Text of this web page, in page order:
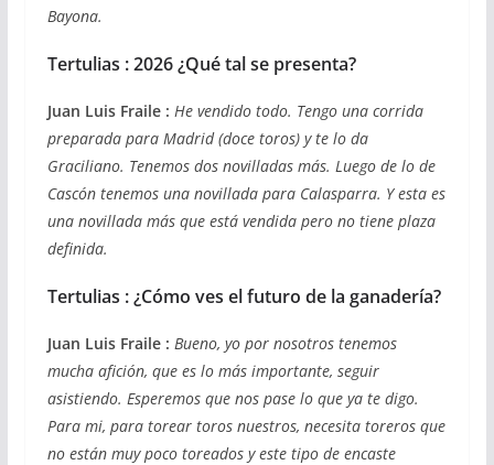
Bayona.
Tertulias : 2026 ¿Qué tal se presenta?
Juan Luis Fraile : He vendido todo. Tengo una corrida
preparada para Madrid (doce toros) y te lo da
Graciliano. Tenemos dos novilladas más. Luego de lo de
Cascón tenemos una novillada para Calasparra. Y esta es
una novillada más que está vendida pero no tiene plaza
definida.
Tertulias : ¿Cómo ves el futuro de la ganadería?
Juan Luis Fraile : Bueno, yo por nosotros tenemos
mucha afición, que es lo más importante, seguir
asistiendo. Esperemos que nos pase lo que ya te digo.
Para mi, para torear toros nuestros, necesita toreros que
no están muy poco toreados y este tipo de encaste